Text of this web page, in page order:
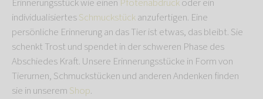
Erinnerungsstück wie einen Pfotenabdruckoder ein
individualisiertesSchmuckstückanzufertigen. Eine
persönliche Erinnerung an das Tier ist etwas, das bleibt. Sie
schenkt Trost und spendet in der schweren Phase des
Abschiedes Kraft. Unsere Erinnerungsstücke in Form von
Tierurnen, Schmuckstücken und anderen Andenken finden
sie in unserem Shop.